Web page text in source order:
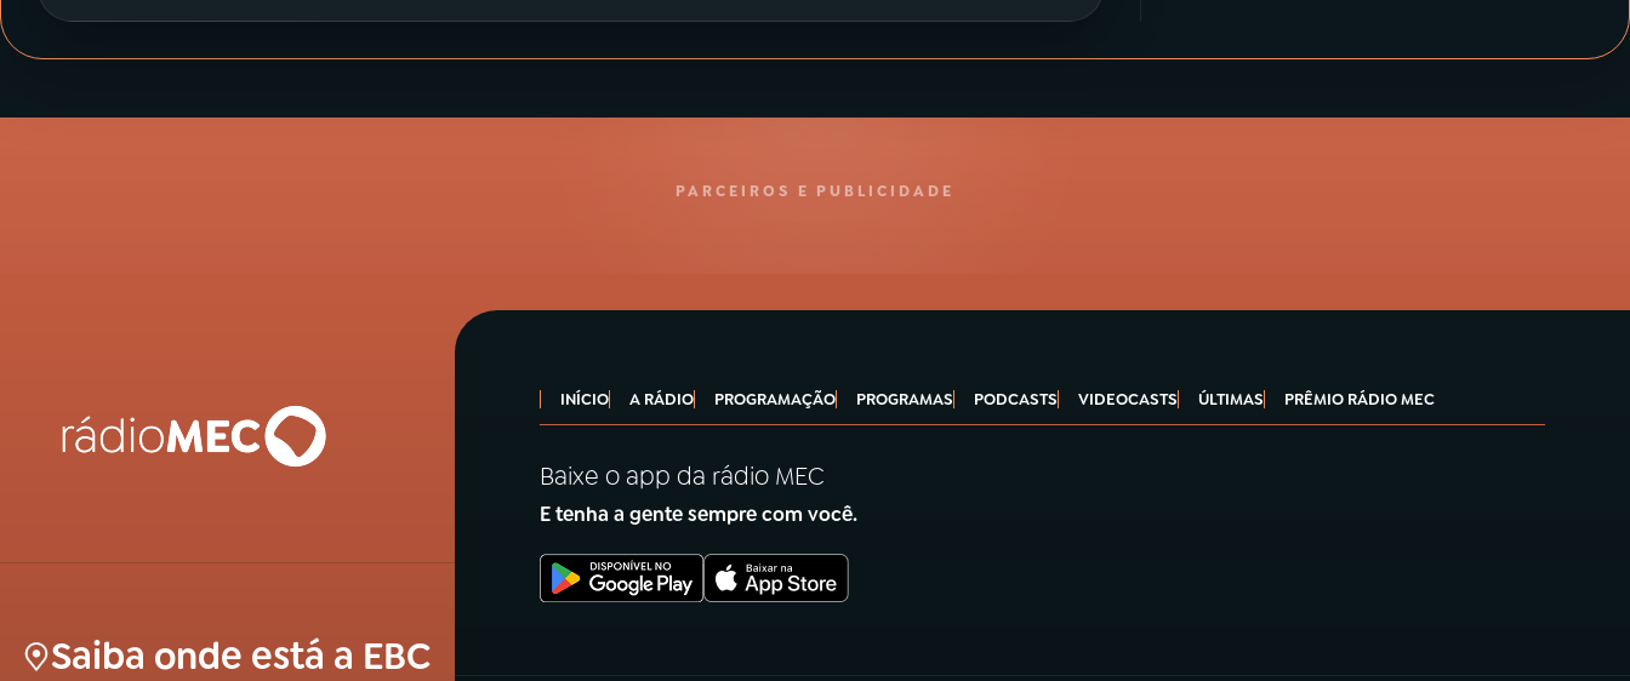
PARCEIROS E PUBLICIDADE
Saiba onde está a EBC
INÍCIO A RÁDIO PROGRAMAÇÃO PROGRAMAS PODCASTS VIDEOCASTS ÚLTIMAS PRÊMIO RÁDIO MEC
Baixe o app da rádio MEC
E tenha a gente sempre com você.